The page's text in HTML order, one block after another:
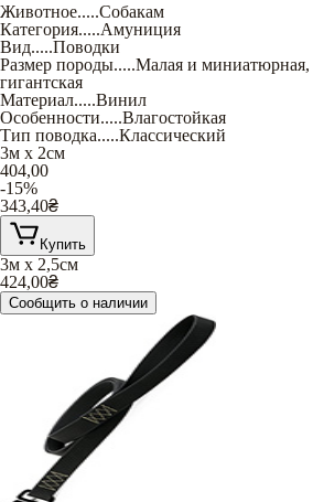
Животное.....Собакам
Категория.....Амуниция
Вид.....Поводки
Размер породы.....Малая и миниатюрная,
гигантская
Материал.....Винил
Особенности.....Влагостойкая
Тип поводка.....Классический
3м х 2см
404,00
-15%
343,40₴
Купить
3м х 2,5см
424,00₴
Сообщить о наличии